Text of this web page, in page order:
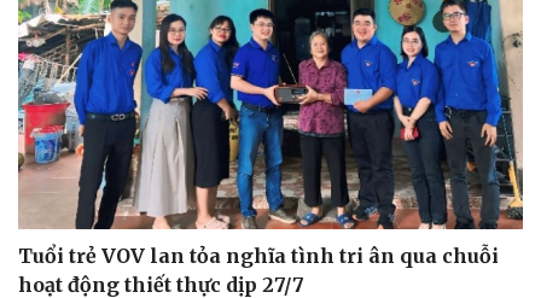
Tuổi trẻ VOV lan tỏa nghĩa tình tri ân qua chuỗi
hoạt động thiết thực dịp 27/7